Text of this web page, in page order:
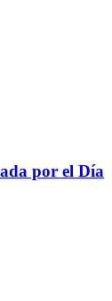
por el Día